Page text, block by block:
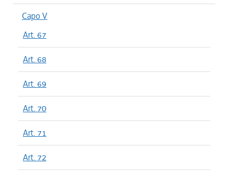
Capo V
Art. 67
Art. 68
Art. 69
Art. 70
Art. 71
Art. 72